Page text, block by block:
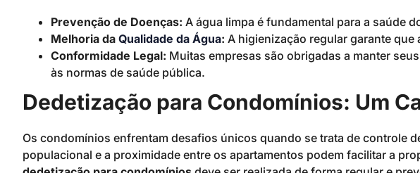
Prevenção de Doenças: A água limpa é fundamental para a saúde
Melhoria da Qualidade da Água: A higienização regular garante que
Conformidade Legal: Muitas empresas são obrigadas a manter
às normas de saúde pública.
Dedetização para Condomínios: Um
Os condomínios enfrentam desafios únicos quando se trata de controle
populacional e a proximidade entre os apartamentos podem facilitar a